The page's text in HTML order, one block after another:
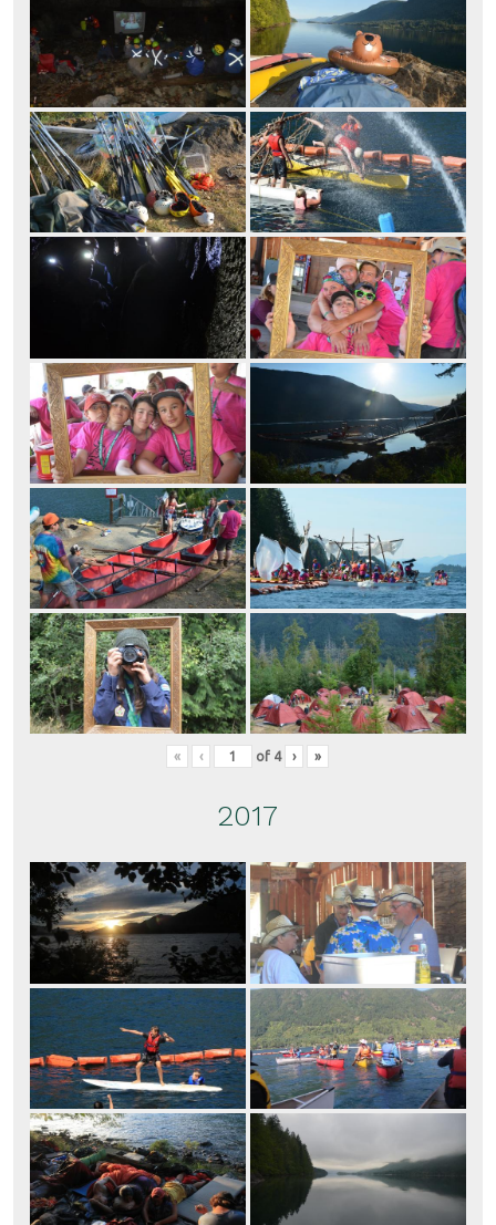
« ‹ of 4 › »
2017